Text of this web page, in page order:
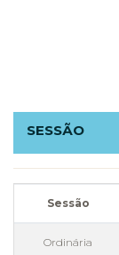
SESSÃO
Sessão
Ordinária